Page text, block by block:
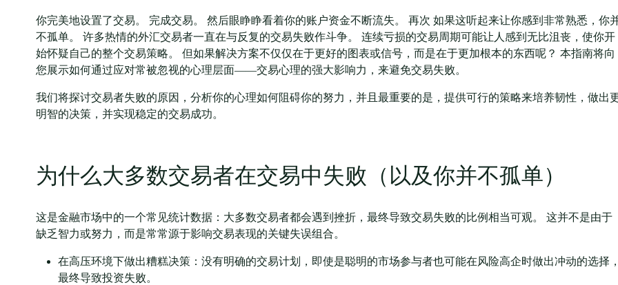
你完美地设置了交易。 完成交易。 然后眼睁睁看着你的账户资金不断流失。 再次 如果这听起来让你感到非常熟悉，你
不孤单。 许多热情的外汇交易者一直在与反复的交易失败作斗争。 连续亏损的交易周期可能让人感到无比沮丧，使你开
始怀疑自己的整个交易策略。 但如果解决方案不仅仅在于更好的图表或信号，而是在于更加根本的东西呢？ 本指南将向
您展示如何通过应对常被忽视的心理层面——交易心理的强大影响力，来避免交易失败。
我们将探讨交易者失败的原因，分析你的心理如何阻碍你的努力，并且最重要的是，提供可行的策略来培养韧性，做出
明智的决策，并实现稳定的交易成功。
为什么大多数交易者在交易中失败（以及你并不孤单）
这是金融市场中的一个常见统计数据：大多数交易者都会遇到挫折，最终导致交易失败的比例相当可观。 这并不是由于
缺乏智力或努力，而是常常源于影响交易表现的关键失误组合。
在高压环境下做出糟糕决策：没有明确的交易计划，即使是聪明的市场参与者也可能在风险高企时做出冲动的选择
最终导致投资失败。